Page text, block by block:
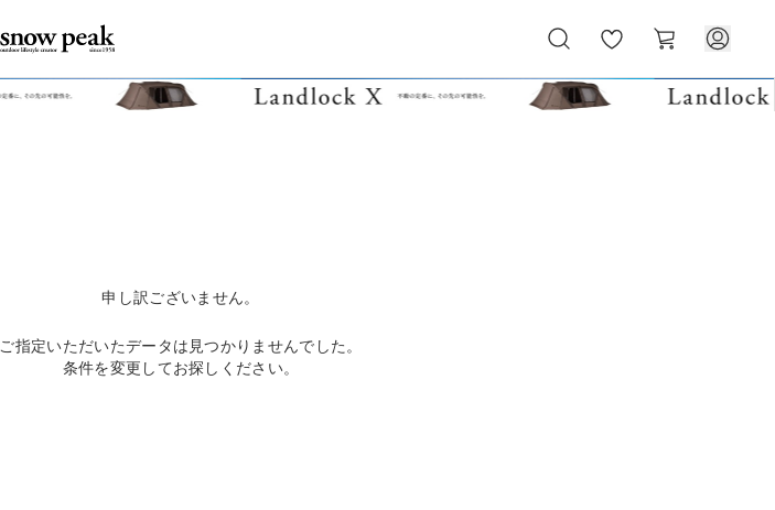
気
に
ー
ト
申し訳ございません。
ご指定いただいたデータは見つかりませんでした。
条件を変更してお探しください。